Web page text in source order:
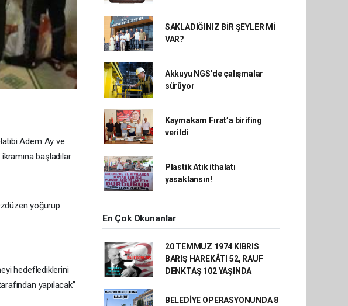
Adem Ay ve
başladılar.
yoğurup
hedeflediklerini
yapılacak”
SAKLADIĞINIZ BİR ŞEYLER Mİ
VAR?
Akkuyu NGS’de çalışmalar
sürüyor
Kaymakam Fırat’a birifing
verildi
Plastik Atık ithalatı
yasaklansın!
En Çok Okunanlar
20 TEMMUZ 1974 KIBRIS
BARIŞ HAREKÂTI 52, RAUF
DENKTAŞ 102 YAŞINDA
BELEDİYE OPERASYONUNDA 8